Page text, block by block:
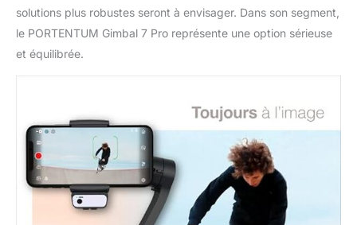
solutions plus robustes seront à envisager. Dans son segment,
le PORTENTUM Gimbal 7 Pro représente une option sérieuse
et équilibrée.